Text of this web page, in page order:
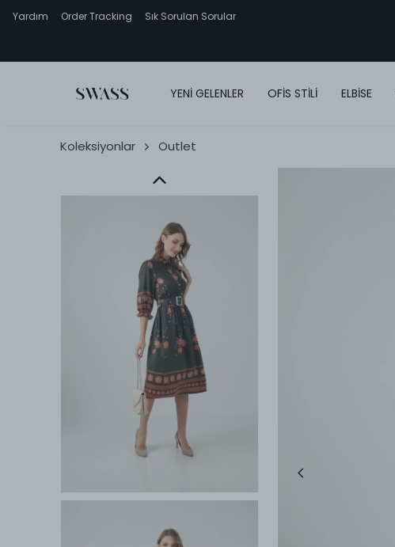
Yardım Order Tracking Sık Sorulan Sorular
YENİ GELENLER OFİS STİLİ ELBİSE
Koleksiyonlar Outlet